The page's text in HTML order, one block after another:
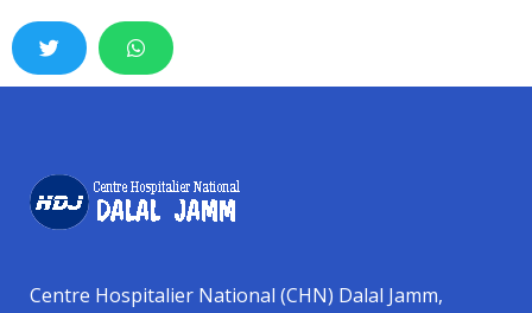
Centre Hospitalier National (CHN) Dalal Jamm,